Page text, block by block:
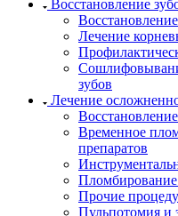
Восстановление
Лечение
зубов
Лечение
Временное
препаратов
Прочие
Пульпотомия и